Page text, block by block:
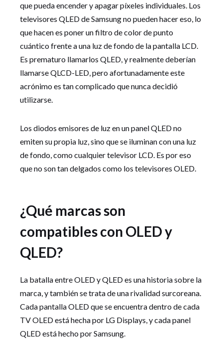
que pueda encender y apagar píxeles individuales. Los
televisores QLED de Samsung no pueden hacer eso, lo
que hacen es poner un filtro de color de punto
cuántico frente a una luz de fondo de la pantalla LCD.
Es prematuro llamarlos QLED, y realmente deberían
llamarse QLCD-LED, pero afortunadamente este
acrónimo es tan complicado que nunca decidió
utilizarse.
Los diodos emisores de luz en un panel QLED no
emiten su propia luz, sino que se iluminan con una luz
de fondo, como cualquier televisor LCD. Es por eso
que no son tan delgados como los televisores OLED.
¿Qué marcas son
compatibles con OLED y
QLED?
La batalla entre OLED y QLED es una historia sobre la
marca, y también se trata de una rivalidad surcoreana.
Cada pantalla OLED que se encuentra dentro de cada
TV OLED está hecha por LG Displays, y cada panel
QLED está hecho por Samsung.